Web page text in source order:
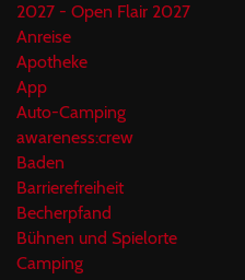
2027 - Open Flair 2027
Anreise
Apotheke
App
Auto-Camping
awareness:crew
Baden
Barrierefreiheit
Becherpfand
Bühnen und Spielorte
Camping